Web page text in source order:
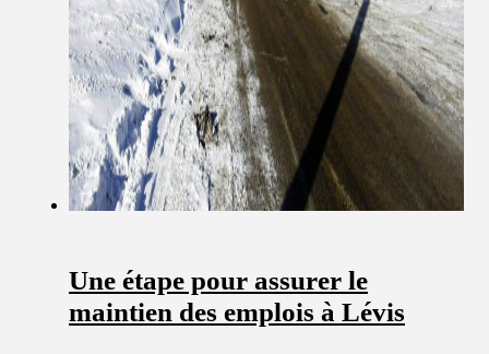
Une étape pour assurer le
maintien des emplois à Lévis